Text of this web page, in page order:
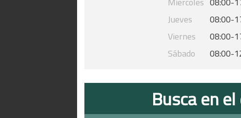
Jueves
08:00-
Viernes
08:00-
Sábado
08:00-
Busca en